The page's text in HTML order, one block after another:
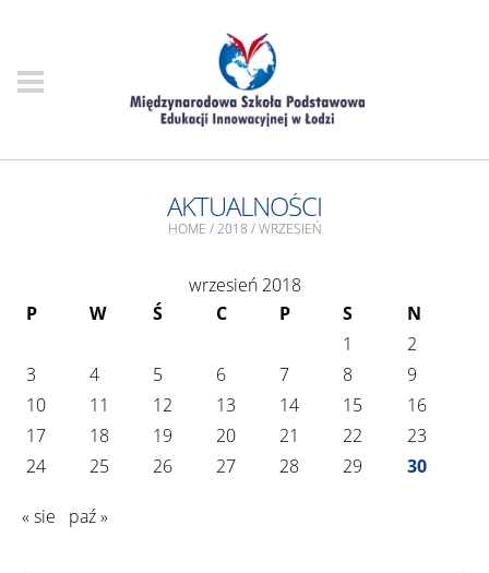
AKTUALNOŚCI
HOME / 2018 / WRZESIEŃ
wrzesień 2018
P
W Ś C P S
N
1
2
3
4 5 6 7 8
9
10
11 12 13 14 15
16
17
18 19 20 21 22
23
24
25 26 27 28 29 30
« sie paź »